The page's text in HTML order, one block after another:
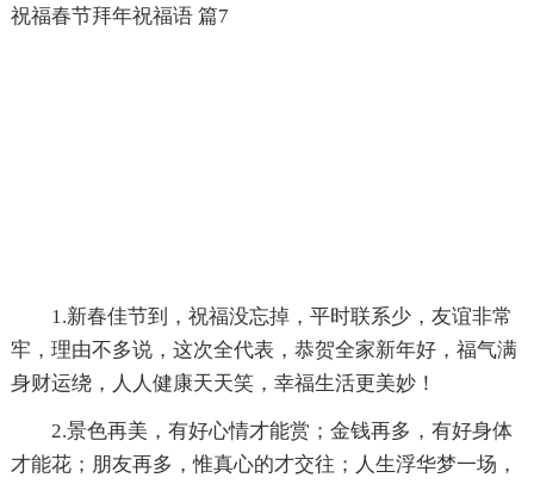
祝福春节拜年祝福语 篇7
1.新春佳节到，祝福没忘掉，平时联系少，友谊非常
牢，理由不多说，这次全代表，恭贺全家新年好，福气满
身财运绕，人人健康天天笑，幸福生活更美妙！
2.景色再美，有好心情才能赏；金钱再多，有好身体
才能花；朋友再多，惟真心的才交往；人生浮华梦一场，